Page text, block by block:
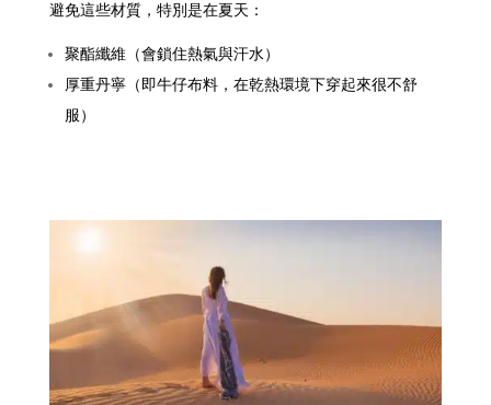
避免這些材質，特別是在夏天：
聚酯纖維（會鎖住熱氣與汗水）
厚重丹寧（即牛仔布料，在乾熱環境下穿起來很不舒
服）